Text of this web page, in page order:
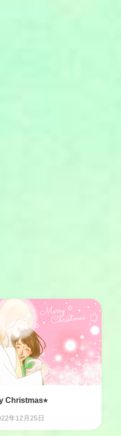
Christmas⭐︎
年12月25日